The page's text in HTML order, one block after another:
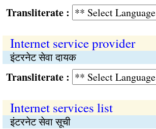
:
Internet service provider
इंटरनेट सेवा दायक
:
Internet services list
इंटरनेट सेवा सूची